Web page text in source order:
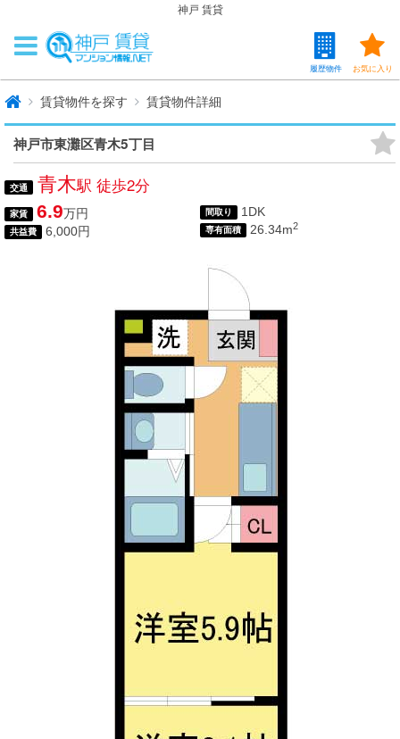
神戸 賃貸
お気に入り
履歴物件
賃貸物件を探す 賃貸物件詳細
神戸市東灘区青木5丁目
交通 青木駅 徒歩2分
家賃 6.9万円
共益費 6,000円
間取り 1DK
専有面積 26.34m2